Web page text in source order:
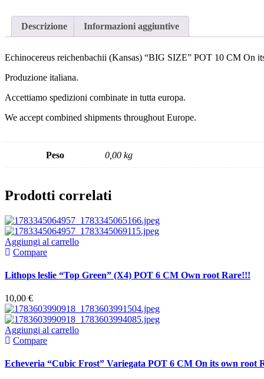
Descrizione Informazioni aggiuntive
Echinocereus reichenbachii (Kansas) “BIG SIZE” POT 10 CM On
Produzione italiana.
Accettiamo spedizioni combinate in tutta europa.
We accept combined shipments throughout Europe.
Peso 0,00 kg
Prodotti correlati
Aggiungi al carrello
Compare
Lithops leslie “Top Green” (X4) POT 6 CM Own root Rare!!!
10,00 €
Aggiungi al carrello
Compare
Echeveria “Cubic Frost” Variegata POT 6 CM On its own root